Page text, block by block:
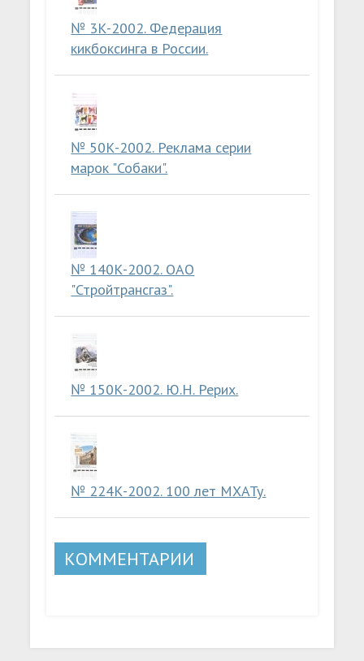
№ 3К-2002. Федерация
кикбоксинга в России.
№ 50К-2002. Реклама серии
марок "Собаки".
№ 140К-2002. ОАО
"Стройтрансгаз".
№ 150К-2002. Ю.Н. Рерих.
№ 224К-2002. 100 лет МХАТу.
КОММЕНТАРИИ